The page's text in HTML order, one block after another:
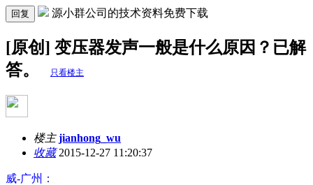
回复 源小群公司的技术资料免费下载
[原创] 变压器发声一般是什么原因？已解
答。
只看楼主
楼主 jianhong_wu
收藏2015-12-27 11:20:37
威-广州：